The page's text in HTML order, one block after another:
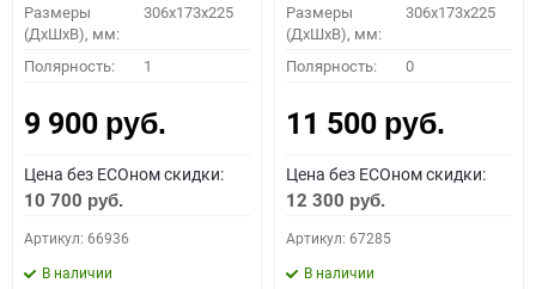
Размеры
(ДхШхВ), мм:
306x173x225
Полярность: 1
9 900 руб.
Цена без ECOном скидки:
10 700 руб.
Артикул: 66936
В наличии
Размеры
(ДхШхВ), мм:
306x173x225
Полярность: 0
11 500 руб.
Цена без ECOном скидки:
12 300 руб.
Артикул: 67285
В наличии